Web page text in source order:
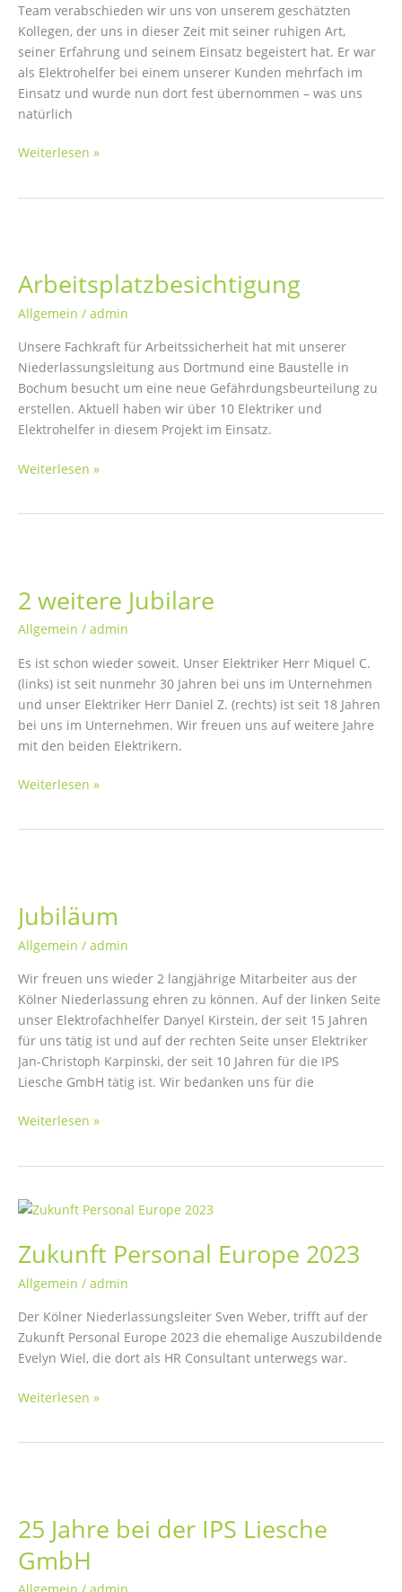
Team verabschieden wir uns von unserem geschätzten
Kollegen, der uns in dieser Zeit mit seiner ruhigen Art,
seiner Erfahrung und seinem Einsatz begeistert hat. Er war
als Elektrohelfer bei einem unserer Kunden mehrfach im
Einsatz und wurde nun dort fest übernommen – was uns
natürlich
Abschied
Weiterlesen »
Arbeitsplatzbesichtigung
Allgemein / admin
Unsere Fachkraft für Arbeitssicherheit hat mit unserer
Niederlassungsleitung aus Dortmund eine Baustelle in
Bochum besucht um eine neue Gefährdungsbeurteilung zu
erstellen. Aktuell haben wir über 10 Elektriker und
Elektrohelfer in diesem Projekt im Einsatz.
Arbeitsplatzbesichtigung
Weiterlesen »
2 weitere Jubilare
Allgemein / admin
Es ist schon wieder soweit. Unser Elektriker Herr Miquel C.
(links) ist seit nunmehr 30 Jahren bei uns im Unternehmen
und unser Elektriker Herr Daniel Z. (rechts) ist seit 18 Jahren
bei uns im Unternehmen. Wir freuen uns auf weitere Jahre
mit den beiden Elektrikern.
2
Jubilare
Weiterlesen »
Jubiläum
Allgemein / admin
Wir freuen uns wieder 2 langjährige Mitarbeiter aus der
Kölner Niederlassung ehren zu können. Auf der linken Seite
unser Elektrofachhelfer Danyel Kirstein, der seit 15 Jahren
für uns tätig ist und auf der rechten Seite unser Elektriker
Jan-Christoph Karpinski, der seit 10 Jahren für die IPS
Liesche GmbH tätig ist. Wir bedanken uns für die
Jubiläum
Weiterlesen »
Zukunft Personal Europe 2023
Allgemein / admin
Der Kölner Niederlassungsleiter Sven Weber, trifft auf der
Zukunft Personal Europe 2023 die ehemalige Auszubildende
Evelyn Wiel, die dort als HR Consultant unterwegs war.
Zukunft
Weiterlesen »
25 Jahre bei der IPS Liesche
GmbH